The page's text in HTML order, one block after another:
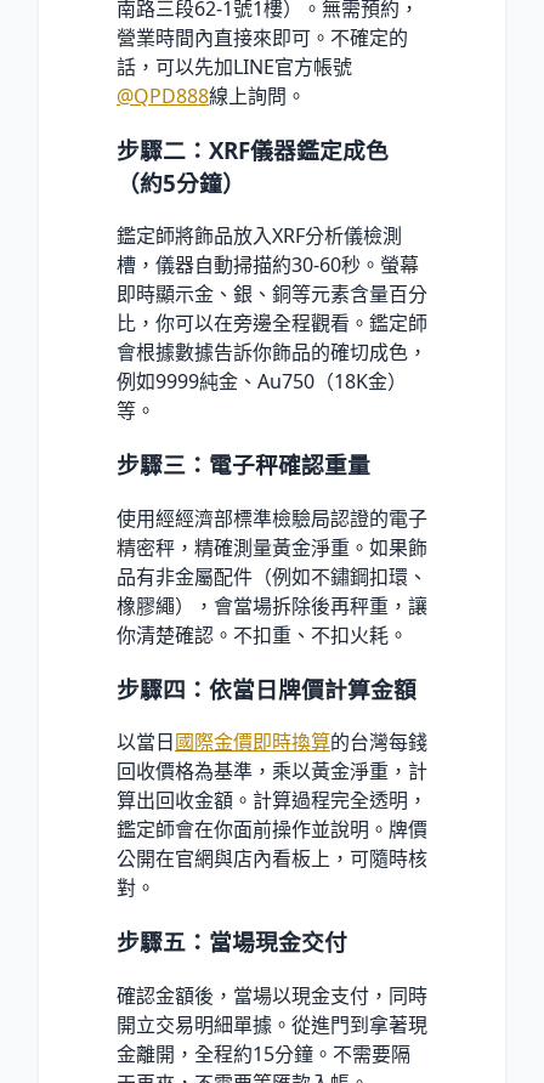
南路三段62-1號1樓）。無需預約，
營業時間內直接來即可。不確定的
話，可以先加LINE官方帳號
@QPD888線上詢問。
步驟二：XRF儀器鑑定成色
（約5分鐘）
鑑定師將飾品放入XRF分析儀檢測
槽，儀器自動掃描約30-60秒。螢幕
即時顯示金、銀、銅等元素含量百分
比，你可以在旁邊全程觀看。鑑定師
會根據數據告訴你飾品的確切成色，
例如9999純金、Au750（18K金）
等。
步驟三：電子秤確認重量
使用經經濟部標準檢驗局認證的電子
精密秤，精確測量黃金淨重。如果飾
品有非金屬配件（例如不鏽鋼扣環、
橡膠繩），會當場拆除後再秤重，讓
你清楚確認。不扣重、不扣火耗。
步驟四：依當日牌價計算金額
以當日國際金價即時換算的台灣每錢
回收價格為基準，乘以黃金淨重，計
算出回收金額。計算過程完全透明，
鑑定師會在你面前操作並說明。牌價
公開在官網與店內看板上，可隨時核
對。
步驟五：當場現金交付
確認金額後，當場以現金支付，同時
開立交易明細單據。從進門到拿著現
金離開，全程約15分鐘。不需要隔